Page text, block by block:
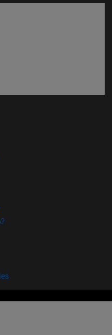
ventana)
en nueva ventana)
en nueva ventana)